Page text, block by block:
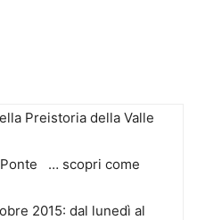
Preistoria della Valle
Ponte … scopri come
2015: dal lunedì al